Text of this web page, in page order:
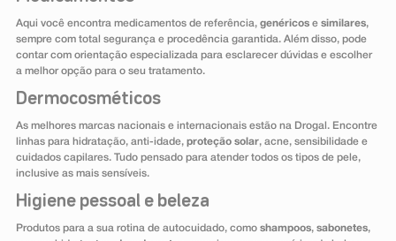
Aqui você encontra medicamentos de referência, genéricose similares,
sempre com total segurança e procedência garantida. Além disso, pode
contar com orientação especializada para esclarecer dúvidas e escolher
a melhor opção para o seu tratamento.
Dermocosméticos
As melhores marcas nacionais e internacionais estão na Drogal. Encontre
linhas para hidratação, anti-idade, proteção solar, acne, sensibilidade e
cuidados capilares. Tudo pensado para atender todos os tipos de pele,
inclusive as mais sensíveis.
Higiene pessoal e beleza
Produtos para a sua rotina de autocuidado, como shampoos, sabonetes,